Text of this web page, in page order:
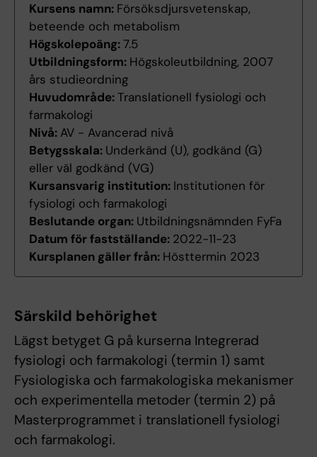
Kursens namn: Försöksdjursvetenskap,
beteende och metabolism
Högskolepoäng:7.5
Utbildningsform: Högskoleutbildning, 2007
års studieordning
Huvudområde:Translationell fysiologi och
farmakologi
Nivå: AV - Avancerad nivå
Betygsskala: Underkänd (U), godkänd (G)
eller väl godkänd (VG)
Kursansvarig institution: Institutionen för
fysiologi och farmakologi
Beslutande organ: Utbildningsnämnden FyFa
Datum för fastställande: 2022-11-23
Kursplanen gäller från: Hösttermin 2023
Särskild behörighet
Lägst betyget G på kurserna Integrerad
fysiologi och farmakologi (termin 1) samt
Fysiologiska och farmakologiska mekanismer
och experimentella metoder (termin 2) på
Masterprogrammet i translationell fysiologi
och farmakologi.